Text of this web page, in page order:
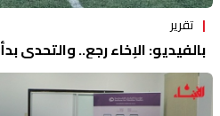
تقرير
بالفيديو: الإخاء رجع.. والتحدي بدأ